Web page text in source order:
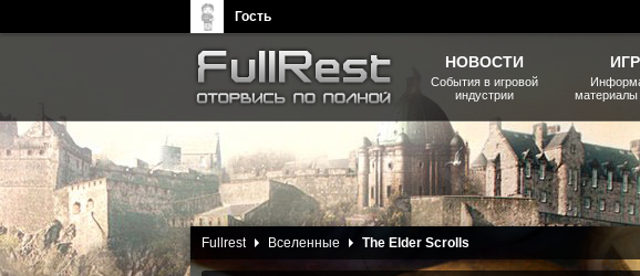
22 Февраля 2013
Fullrest Вселенные The Elder Scrolls
Bethesda Softworks - статьи,
новости, дополнения
НОВОСТИ
События в игровой
индустрии
материалы
Гость